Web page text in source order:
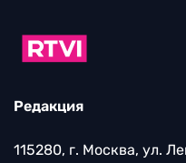
Редакция
115280, г. Москва, ул.